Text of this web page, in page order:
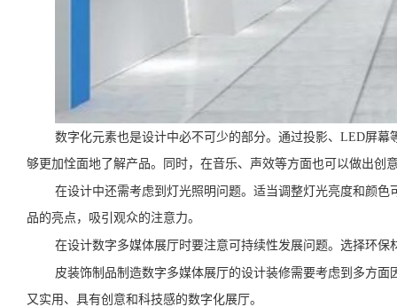
数字化元素也是设计中必不可少的部分。通过投影、LED屏
够更加恮面地了解产品。同时，在音乐、声效等方面也可以做出创
在设计中还需考虑到灯光照明问题。适当调整灯光亮度和颜
品的亮点，吸引观众的注意力。
在设计数字多媒体展厅时要注意可持续性发展问题。选择环
皮装饰制品制造数字多媒体展厅的设计装修需要考虑到多方
又实用、具有创意和科技感的数字化展厅。